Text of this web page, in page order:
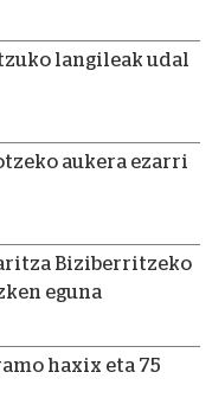
langileak udal
aukera ezarri
Biziberritzeko
eguna
haxix eta 75